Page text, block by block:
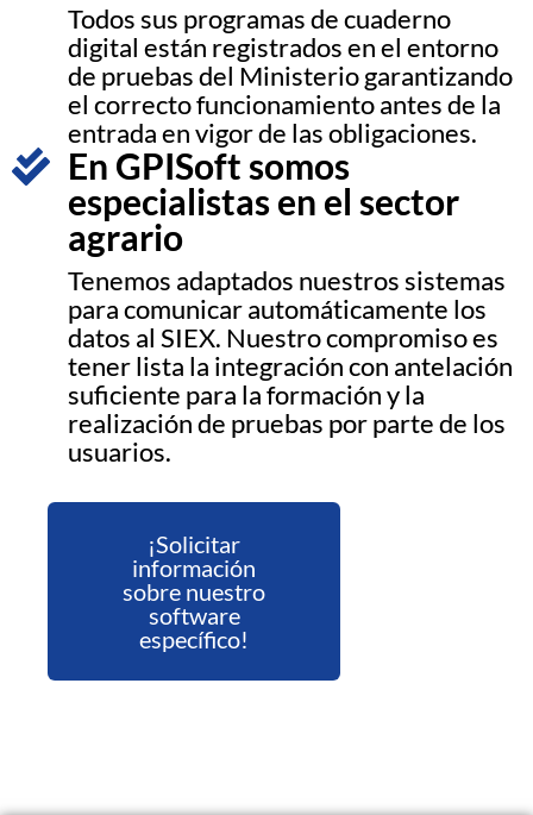
Todos sus programas de cuaderno
digital están registrados en el entorno
de pruebas del Ministerio garantizando
el correcto funcionamiento antes de la
entrada en vigor de las obligaciones.
En GPISoft somos
especialistas en el sector
agrario
Tenemos adaptados nuestros sistemas
para comunicar automáticamente los
datos al SIEX. Nuestro compromiso es
tener lista la integración con antelación
suficiente para la formación y la
realización de pruebas por parte de los
usuarios.
¡Solicitar
información
sobre nuestro
software
específico!